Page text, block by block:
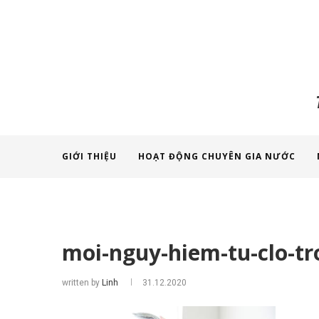
GIỚI THIỆU HOẠT ĐỘNG CHUYÊN GIA NƯỚC
moi-nguy-hiem-tu-clo-
written by Linh 31.12.2020